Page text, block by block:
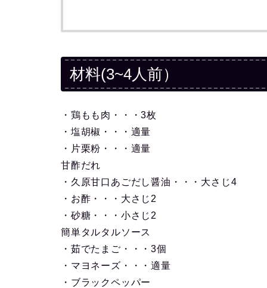
材料(3~4人前）
・鶏もも肉・・・3枚
・塩胡椒・・・適量
・片栗粉・・・適量
甘酢だれ
・久原甘口あごだし醤油・・・大さじ4
・お酢・・・大さじ2
・砂糖・・・小さじ2
簡単タルタルソース
・茹でたまご・・・3個
・マヨネーズ・・・適量
・ブラックペッパー